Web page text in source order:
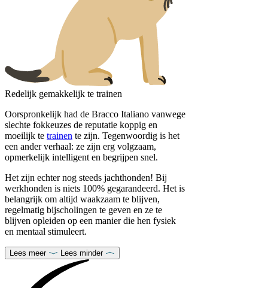
Redelijk gemakkelijk te trainen
Oorspronkelijk had de Bracco Italiano vanwege
slechte fokkeuzes de reputatie koppig en
moeilijk te trainen te zijn. Tegenwoordig is het
een ander verhaal: ze zijn erg volgzaam,
opmerkelijk intelligent en begrijpen snel.
Het zijn echter nog steeds jachthonden! Bij
werkhonden is niets 100% gegarandeerd. Het is
belangrijk om altijd waakzaam te blijven,
regelmatig bijscholingen te geven en ze te
blijven opleiden op een manier die hen fysiek
en mentaal stimuleert.
Lees meer Lees minder